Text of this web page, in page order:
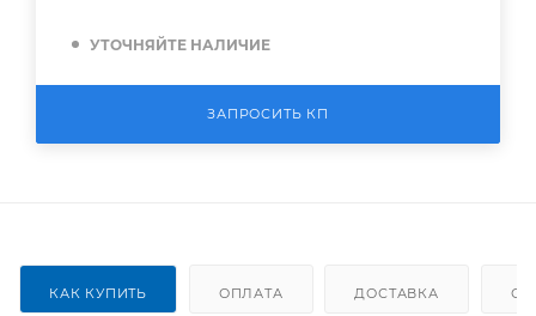
УТОЧНЯЙТЕ НАЛИЧИЕ
ЗАПРОСИТЬ КП
КАК КУПИТЬ ОПЛАТА ДОСТАВКА